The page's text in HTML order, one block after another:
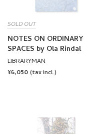
SOLD OUT
NOTES ON ORDINARY
SPACES by Ola Rindal
LIBRARYMAN
REGULAR
¥6,050 (tax incl.)